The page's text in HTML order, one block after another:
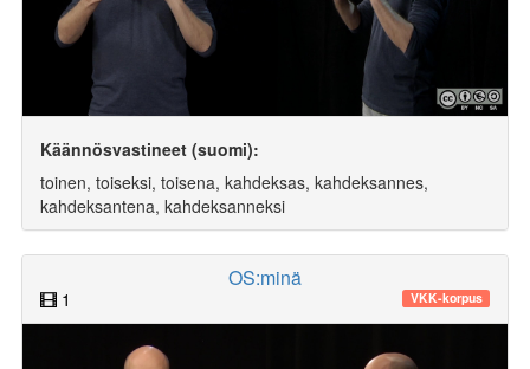
Käännösvastineet (suomi):
toinen, toiseksi, toisena, kahdeksas, kahdeksannes,
kahdeksantena, kahdeksanneksi
OS:minä
1 VKK-korpus